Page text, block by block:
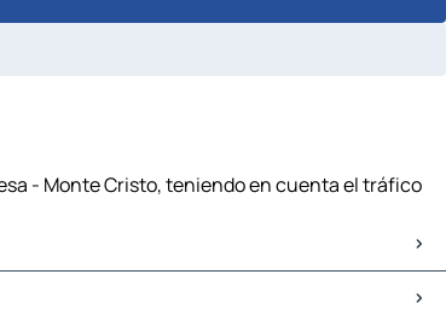
- Monte Cristo, teniendo en cuenta el tráfico